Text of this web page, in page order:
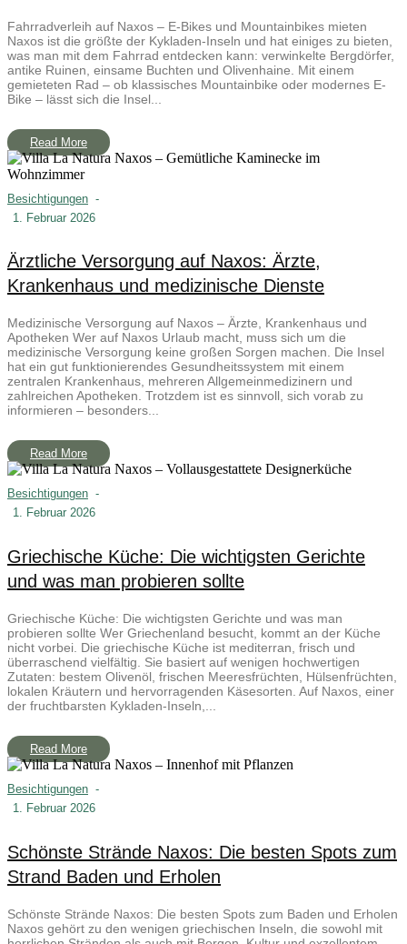
Fahrradverleih auf Naxos – E-Bikes und Mountainbikes mieten
Naxos ist die größte der Kykladen-Inseln und hat einiges zu bieten,
was man mit dem Fahrrad entdecken kann: verwinkelte Bergdörfer,
antike Ruinen, einsame Buchten und Olivenhaine. Mit einem
gemieteten Rad – ob klassisches Mountainbike oder modernes E-
Bike – lässt sich die Insel...
Read More
Besichtigungen -
1. Februar 2026
Ärztliche Versorgung auf Naxos: Ärzte,
Krankenhaus und medizinische Dienste
Medizinische Versorgung auf Naxos – Ärzte, Krankenhaus und
Apotheken Wer auf Naxos Urlaub macht, muss sich um die
medizinische Versorgung keine großen Sorgen machen. Die Insel
hat ein gut funktionierendes Gesundheitssystem mit einem
zentralen Krankenhaus, mehreren Allgemeinmedizinern und
zahlreichen Apotheken. Trotzdem ist es sinnvoll, sich vorab zu
informieren – besonders...
Read More
Besichtigungen -
1. Februar 2026
Griechische Küche: Die wichtigsten Gerichte
und was man probieren sollte
Griechische Küche: Die wichtigsten Gerichte und was man
probieren sollte Wer Griechenland besucht, kommt an der Küche
nicht vorbei. Die griechische Küche ist mediterran, frisch und
überraschend vielfältig. Sie basiert auf wenigen hochwertigen
Zutaten: bestem Olivenöl, frischen Meeresfrüchten, Hülsenfrüchten,
lokalen Kräutern und hervorragenden Käsesorten. Auf Naxos, einer
der fruchtbarsten Kykladen-Inseln,...
Read More
Besichtigungen -
1. Februar 2026
Schönste Strände Naxos: Die besten Spots zum
Strand Baden und Erholen
Schönste Strände Naxos: Die besten Spots zum Baden und Erholen
Naxos gehört zu den wenigen griechischen Inseln, die sowohl mit